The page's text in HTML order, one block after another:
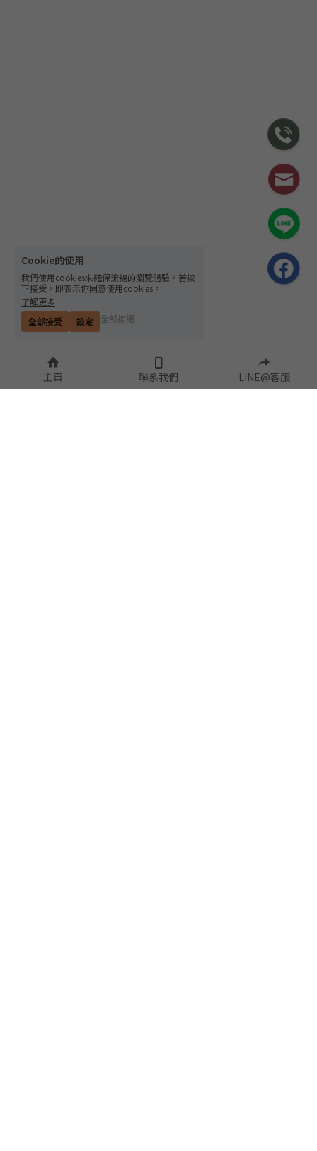
主頁 聯系我們 LINE@客服
Cookie的使用
我們使用cookies來確保流暢的瀏覽體驗。若按
下接受，即表示你同意使用cookies。
了解更多
全部接受
設定 全部拒絕